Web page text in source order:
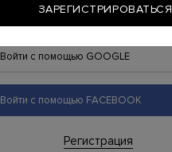
или
Войти с помощью GOOGLE
Войти с помощью FACEBOOK
Регистрация
ЗАРЕГИСТРИРОВАТЬСЯ